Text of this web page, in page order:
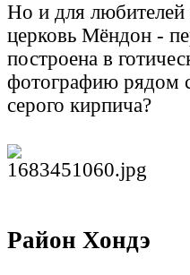
Но и для любителей
церковь Мёндон -
построена в
фотографию рядом
серого кирпича?
Район Хондэ